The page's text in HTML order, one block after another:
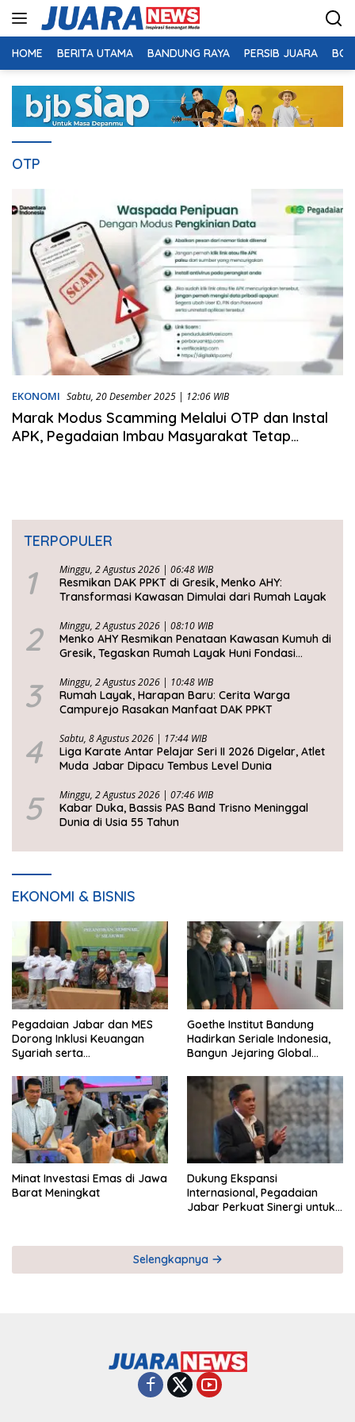
HOME BERITA UTAMA BANDUNG RAYA PERSIB JUARA
OTP
EKONOMI Sabtu, 20 Desember 2025 | 12:06 WIB
Marak Modus Scamming Melalui OTP dan Instal
APK, Pegadaian Imbau Masyarakat Tetap
TERPOPULER
1 Minggu, 2 Agustus 2026 | 06:48 WIB
Resmikan DAK PPKT di Gresik, Menko AHY:
Transformasi Kawasan Dimulai dari Rumah Layak
2 Minggu, 2 Agustus 2026 | 08:10 WIB
Menko AHY Resmikan Penataan Kawasan Kumuh di
Gresik, Tegaskan Rumah Layak Huni Fondasi
3 Minggu, 2 Agustus 2026 | 10:48 WIB
Rumah Layak, Harapan Baru: Cerita Warga
Campurejo Rasakan Manfaat DAK PPKT
4 Sabtu, 8 Agustus 2026 | 17:44 WIB
Liga Karate Antar Pelajar Seri II 2026 Digelar, Atlet
Muda Jabar Dipacu Tembus Level Dunia
5 Minggu, 2 Agustus 2026 | 07:46 WIB
Kabar Duka, Bassis PAS Band Trisno Meninggal
Dunia di Usia 55 Tahun
EKONOMI & BISNIS
Pegadaian Jabar dan MES
Dorong Inklusi Keuangan
Syariah serta
Goethe Institut Bandung
Hadirkan Seriale Indonesia,
Bangun Jejaring Global
Minat Investasi Emas di Jawa
Barat Meningkat
Dukung Ekspansi
Internasional, Pegadaian
Jabar Perkuat Sinergi untuk
Selengkapnya